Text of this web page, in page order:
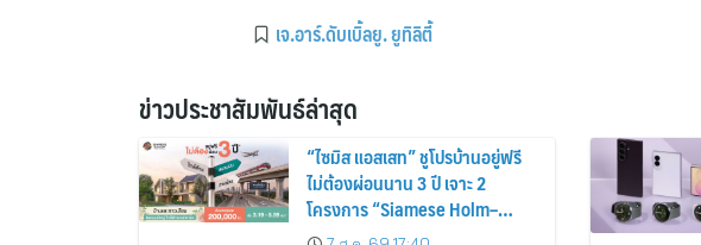
เจ.อาร์.ดับเบิ้ลยู. ยูทิลิตี้
ข่าวประชาสัมพันธ์ล่าสุด
“ไซมิส แอสเสท” ชูโปรบ้านอยู่ฟรี
ไม่ต้องผ่อนนาน 3 ปี เจาะ 2
โครงการ “Siamese Holm–
Siamese Blossom” พร้อม